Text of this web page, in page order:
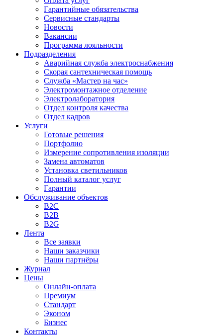
Гарантийные обязательства
Сервисные стандарты
Новости
Вакансии
Программа лояльности
Подразделения
Аварийная служба электроснабжения
Скорая сантехническая помощь
Служба «Мастер на час»
Электромонтажное отделение
Электролаборатория
Отдел контроля качества
Отдел кадров
Услуги
Готовые решения
Портфолио
Измерение сопротивления изоляции
Замена автоматов
Установка светильников
Полный каталог услуг
Гарантии
Обслуживание объектов
B2C
B2B
B2G
Лента
Все заявки
Наши заказчики
Наши партнёры
Журнал
Цены
Онлайн-оплата
Премиум
Стандарт
Эконом
Бизнес
Контакты